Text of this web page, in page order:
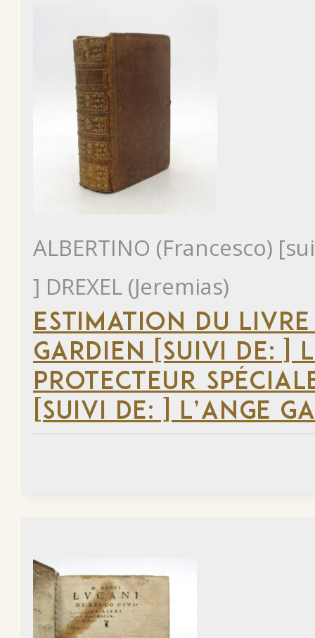
ALBERTINO (Francesco)
] DREXEL (Jeremias)
ESTIMATION DU
GARDIEN [SUIVI DE: ]
PROTECTEUR
[SUIVI DE: ] L’ANGE